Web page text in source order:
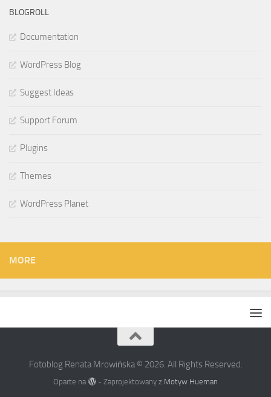
BLOGROLL
Documentation
WordPress Blog
Suggest Ideas
Support Forum
Plugins
Themes
WordPress Planet
MORE
Fotoblog Renata Mrowińska © 2026. All Rights Reserved.
Oparte na - Zaprojektowany z Motyw Hueman